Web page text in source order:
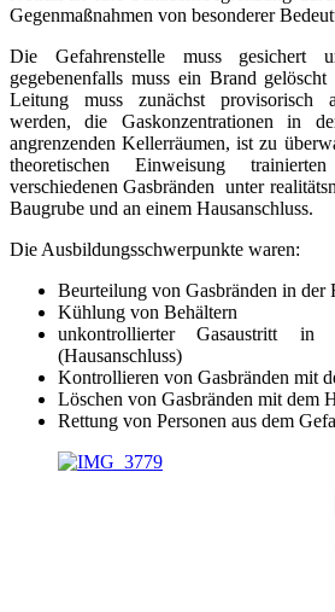
Gegenmaßnahmen von besonderer
Die Gefahrenstelle muss gesichert
gegebenenfalls muss ein Brand
Leitung muss zunächst provisorisch
werden, die Gaskonzentrationen in
angrenzenden Kellerräumen, ist zu
theoretischen Einweisung
verschiedenen Gasbränden unter
Baugrube und an einem Hausanschluss.
Die Ausbildungsschwerpunkte waren:
Beurteilung von Gasbränden in der
Kühlung von Behältern
unkontrollierter Gasaustritt in
(Hausanschluss)
Kontrollieren von Gasbränden mit
Löschen von Gasbränden mit dem
Rettung von Personen aus dem